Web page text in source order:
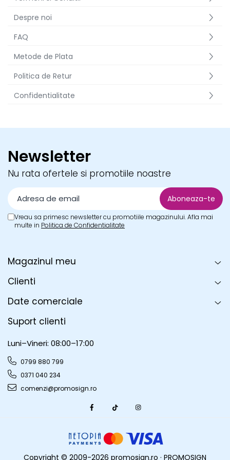
Suspendate
Totem-uri
Green Screen
Arcade
Accesorii
Scaune
Outdoor
Accesorii
Corturi Pliabile
Standuri expozitionale
Standuri Mari
Standuri Mici
Standuri XL
Despre noi
FAQ
Metode de Plata
Politica de Retur
Confidentialitate
Newsletter
Nu rata ofertele si promotiile noastre
Vreau sa primesc newsletter cu promotiile magazinului. Afla mai
multe in Politica de Confidentialitate
Magazinul meu
Clienti
Date comerciale
Suport clienti
Luni–Vineri: 08:00–17:00
0799 880 799
0371 040 234
comenzi@promosign.ro
Copyright © 2009-2026 promosign.ro · PROMOSIGN